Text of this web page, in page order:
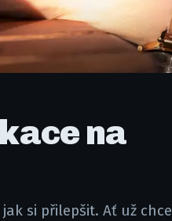
na
si přilepšit. Ať už